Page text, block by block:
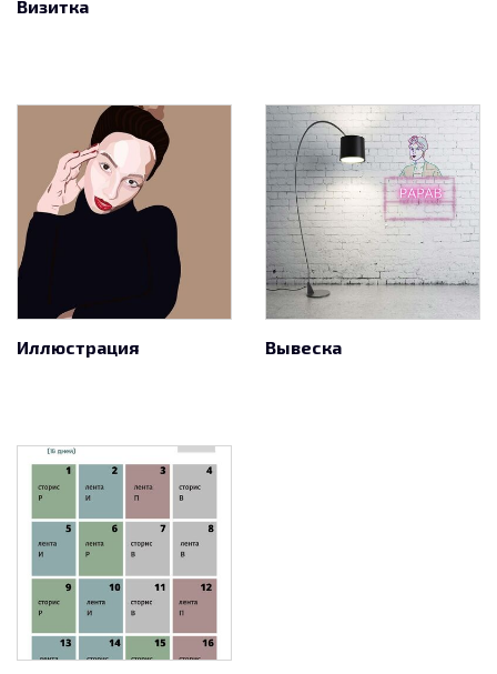
Визитка
Иллюстрация Вывеска